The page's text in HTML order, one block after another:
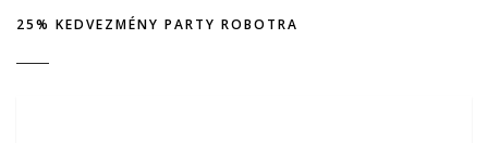
25% KEDVEZMÉNY PARTY ROBOTRA